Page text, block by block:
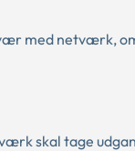
med netværk,
skal tage